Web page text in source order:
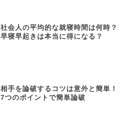
社会人の平均的な就寝時間は何時？
早寝早起きは本当に得になる？
相手を論破するコツは意外と簡単！
7つのポイントで簡単論破